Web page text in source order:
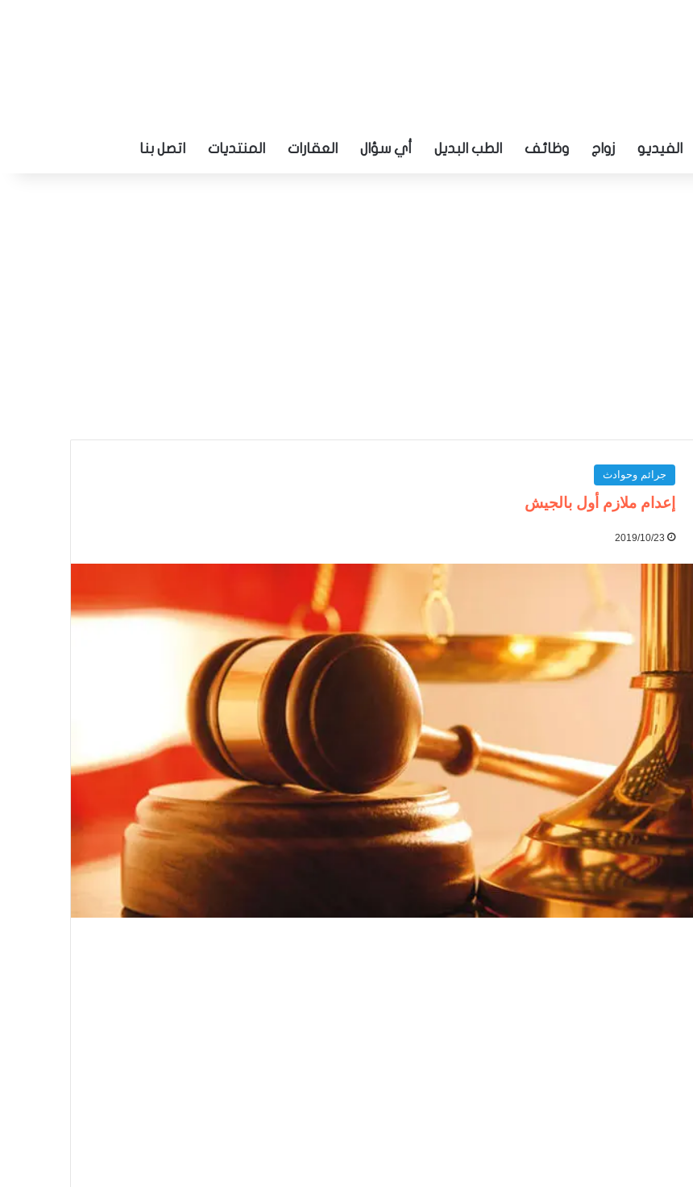
الفيديو زواج وظائف الطب البديل أي سؤال العقارات المنتديات اتصل بنا
جرائم وحوادث
إعدام ملازم أول بالجيش
2019/10/23